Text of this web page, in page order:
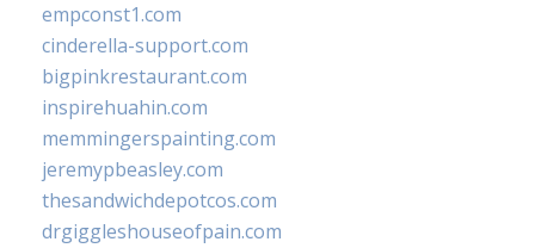
empconst1.com
cinderella-support.com
bigpinkrestaurant.com
inspirehuahin.com
memmingerspainting.com
jeremypbeasley.com
thesandwichdepotcos.com
drgiggleshouseofpain.com